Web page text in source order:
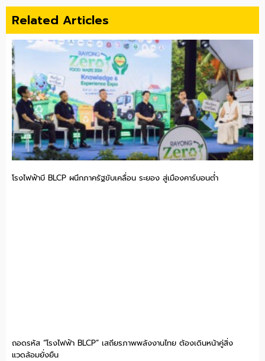
Related Articles
โรงไฟฟ้าบี BLCP ผนึกภาครัฐขับเคลื่อน ระยอง สู่เมืองคาร์บอนต่ำ
ถอดรหัส “โรงไฟฟ้า BLCP” เสถียรภาพพลังงานไทย ต้องเดินหน้าคู่สิ่ง
แวดล้อมยั่งยืน